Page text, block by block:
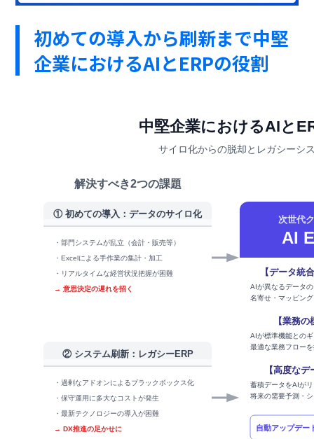
初めての導入から刷新まで中堅
企業におけるAIとERPの役割
中堅企業におけるAIと
サイロ化からの脱却とレガシーシ
解決すべき2つの課題
① 初めての導入：データのサイロ化
・部門システムが乱立（会計・販売等）
・Excelによる手作業の集計・加工
・リアルタイムな経営状況把握が困難
→ 意思決定の遅れを招く
② システム刷新：レガシーERP
・過剰なアドオンによるブラックボックス化
・保守運用に多大なコストが発生
・最新テクノロジーの導入が困難
→ DX推進の足かせに
次世代
AI
【データ統
AIが異なるデータ
名寄せ・マッピン
【業務
AIが標準機能との
最適な業務フロー
【高度な
蓄積データをAIが
将来の需要予測・
自動アップデー